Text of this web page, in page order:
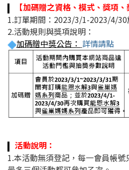
【加碼贈之資格、模式、獎項
1.訂單期間：2023/3/1-2023/4/30
2.活動規則與獎項說明：
加碼贈中獎公告 ： 詳情請點
活動說明：
1.本活動無須登記，每一會員帳號